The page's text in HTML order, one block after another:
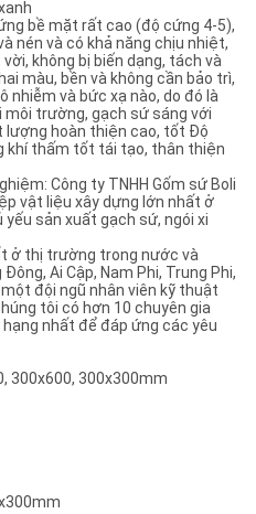
bề mặt rất cao (độ cứng 4-5),
nén và có khả năng chịu nhiệt,
không bị biến dạng, tách và
màu, bền và không cần bảo trì,
nhiễm và bức xạ nào, do đó là
trường, gạch sứ sáng với
lượng hoàn thiện cao, tốt Độ
khí thấm tốt tái tạo, thân thiện
Công ty TNHH Gốm sứ Boli
vật liệu xây dựng lớn nhất ở
yếu sản xuất gạch sứ, ngói xi
ở thị trường trong nước và
Ai Cập, Nam Phi, Trung Phi,
đội ngũ nhân viên kỹ thuật
tôi có hơn 10 chuyên gia
nhất để đáp ứng các yêu
300x600, 300x300mm